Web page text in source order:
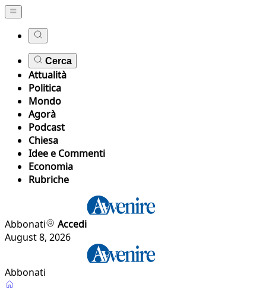
Cerca
Attualità
Politica
Mondo
Agorà
Podcast
Chiesa
Idee e Commenti
Economia
Rubriche
Abbonati
Accedi
August 8, 2026
Abbonati